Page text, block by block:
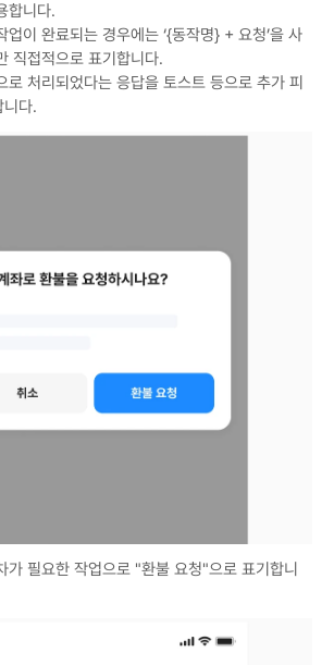
합니다.
업이 완료되는 경우에는 ‘{동작명} + 요청’을 사
직접적으로 표기합니다.
로 처리되었다는 응답을 토스트 등으로 추가 피
니다.
가 필요한 작업으로 "환불 요청"으로 표기합니